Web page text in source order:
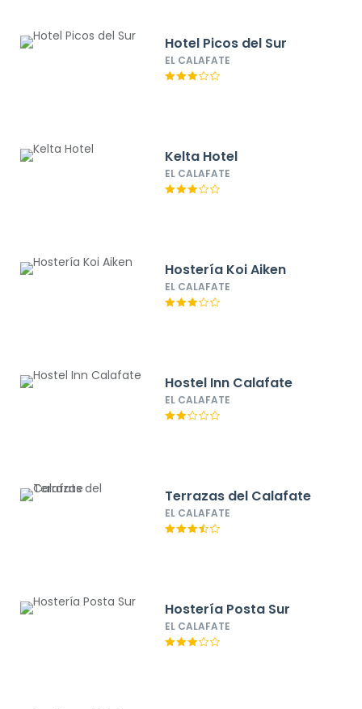
Hotel Picos del Sur
EL CALAFATE
Kelta Hotel
EL CALAFATE
Hostería Koi Aiken
EL CALAFATE
Hostel Inn Calafate
EL CALAFATE
Terrazas del Calafate
EL CALAFATE
Hostería Posta Sur
EL CALAFATE